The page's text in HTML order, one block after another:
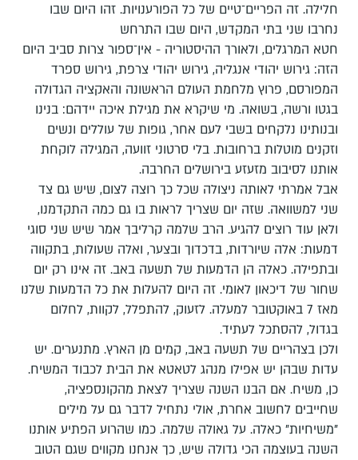
חלילה. זה הפריים־טיים של כל הפורענויות. זהו היום שבו
נחרבו שני בתי המקדש, היום שבו התרחש
חטא המרגלים, ולאורך ההיסטוריה - אין־ספור צרות סביב היום
הזה: גירוש יהודי אנגליה, גירוש יהודי צרפת, גירוש ספרד
המפורסם, פרוץ מלחמת העולם הראשונה והאקציה הגדולה
בגטו ורשה, בשואה. מי שיקרא את מגילת איכה יידהם: בנינו
ובנותינו נלקחים בשבי לעם אחר, גופות של עוללים ונשים
וזקנים מוטלות ברחובות. בלי סרטוני זוועה, המגילה לוקחת
אותנו לסיבוב מזעזע בירושלים החרבה.
אבל אמרתי לאותה ניצולה שכל כך רוצה לצום, שיש גם צד
שני למשוואה. שזה יום שצריך לראות בו גם כמה התקדמנו,
ולאן עוד רוצים להגיע. הרב שלמה קרליבך אמר שיש שני סוגי
דמעות: אלה שיורדות, בדכדוך ובצער, ואלה שעולות, בתקווה
ובתפילה. כאלה הן הדמעות של תשעה באב. זה אינו רק יום
שחור של דיכאון לאומי. זה היום להעלות את כל הדמעות שלנו
מאז 7 באוקטובר למעלה. לזעוק, להתפלל, לקוות, לחלום
בגדול, להסתכל לעתיד.
ולכן בצהריים של תשעה באב, קמים מן הארץ. מתנערים. יש
עדות שבהן יש אפילו מנהג לטאטא את הבית לכבוד המשיח.
כן, משיח. אם הבנו השנה שצריך לצאת מהקונספציה,
שחייבים לחשוב אחרת, אולי נתחיל לדבר גם על מילים
"משיחיות" כאלה. על גאולה שלמה. כמו שהרוע הפתיע אותנו
השנה בעוצמה הכי גדולה שיש, כך אנחנו מקווים שגם הטוב